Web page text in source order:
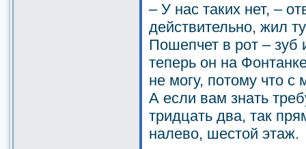
– У нас таких нет, –
действительно, жил
Пошепчет в рот – зуб
теперь он на
не могу, потому что с
А если вам знать
тридцать два, так
налево, шестой этаж.